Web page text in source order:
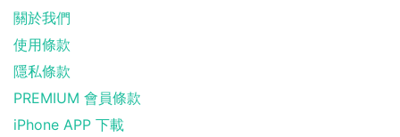
關於我們
使用條款
隱私條款
PREMIUM 會員條款
iPhone APP 下載